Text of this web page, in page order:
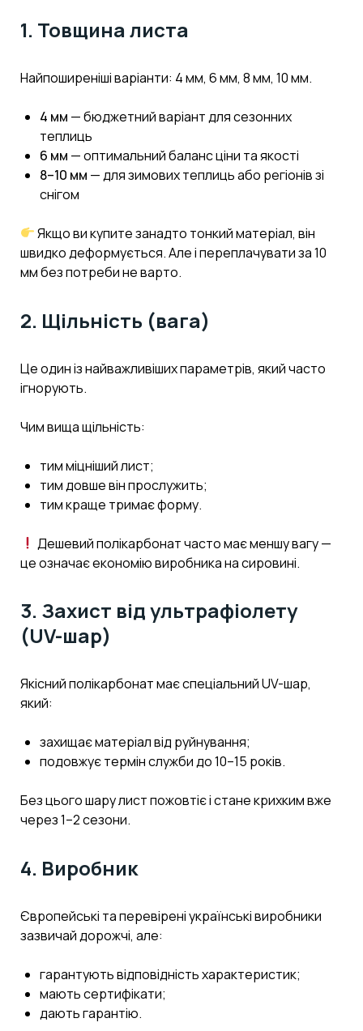
1. Товщина листа
Найпоширеніші варіанти: 4 мм, 6 мм, 8 мм, 10 мм.
4 мм — бюджетний варіант для сезонних
теплиць
6 мм — оптимальний баланс ціни та якості
8–10 мм — для зимових теплиць або регіонів зі
снігом
Якщо ви купите занадто тонкий матеріал, він
швидко деформується. Але і переплачувати за 10
мм без потреби не варто.
2. Щільність (вага)
Це один із найважливіших параметрів, який часто
ігнорують.
Чим вища щільність:
тим міцніший лист;
тим довше він прослужить;
тим краще тримає форму.
Дешевий полікарбонат часто має меншу вагу —
це означає економію виробника на сировині.
3. Захист від ультрафіолету
(UV-шар)
Якісний полікарбонат має спеціальний UV-шар,
який:
захищає матеріал від руйнування;
подовжує термін служби до 10–15 років.
Без цього шару лист пожовтіє і стане крихким вже
через 1–2 сезони.
4. Виробник
Європейські та перевірені українські виробники
зазвичай дорожчі, але:
гарантують відповідність характеристик;
мають сертифікати;
дають гарантію.